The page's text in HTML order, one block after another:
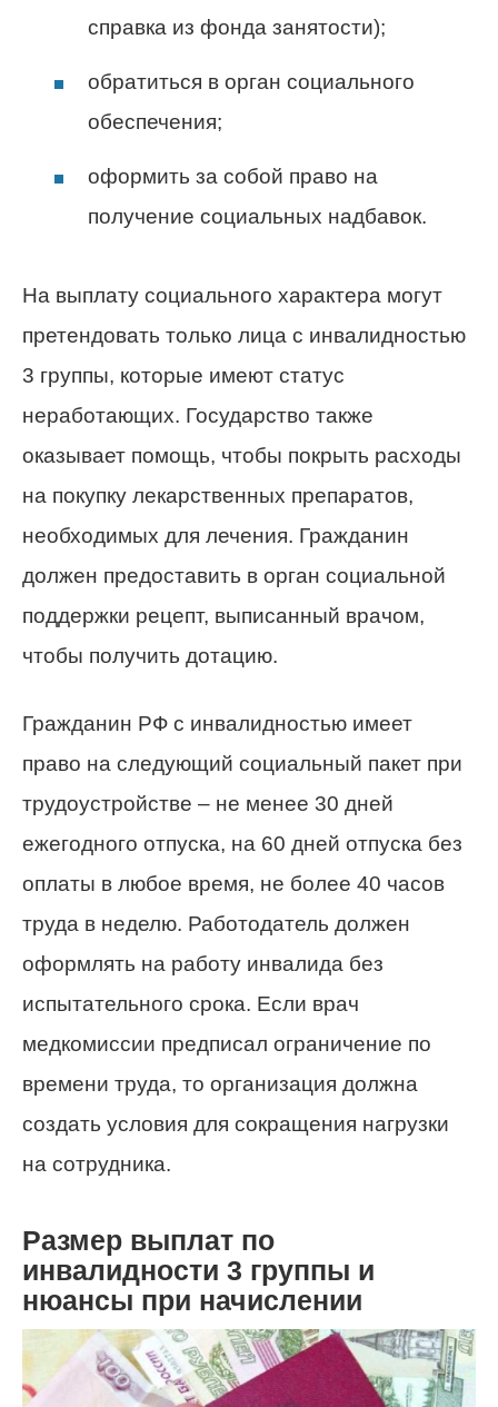
справка из фонда занятости);
обратиться в орган социального
обеспечения;
оформить за собой право на
получение социальных надбавок.
На выплату социального характера могут
претендовать только лица с инвалидностью
3 группы, которые имеют статус
неработающих. Государство также
оказывает помощь, чтобы покрыть расходы
на покупку лекарственных препаратов,
необходимых для лечения. Гражданин
должен предоставить в орган социальной
поддержки рецепт, выписанный врачом,
чтобы получить дотацию.
Гражданин РФ с инвалидностью имеет
право на следующий социальный пакет при
трудоустройстве – не менее 30 дней
ежегодного отпуска, на 60 дней отпуска без
оплаты в любое время, не более 40 часов
труда в неделю. Работодатель должен
оформлять на работу инвалида без
испытательного срока. Если врач
медкомиссии предписал ограничение по
времени труда, то организация должна
создать условия для сокращения нагрузки
на сотрудника.
Размер выплат по
инвалидности 3 группы и
нюансы при начислении